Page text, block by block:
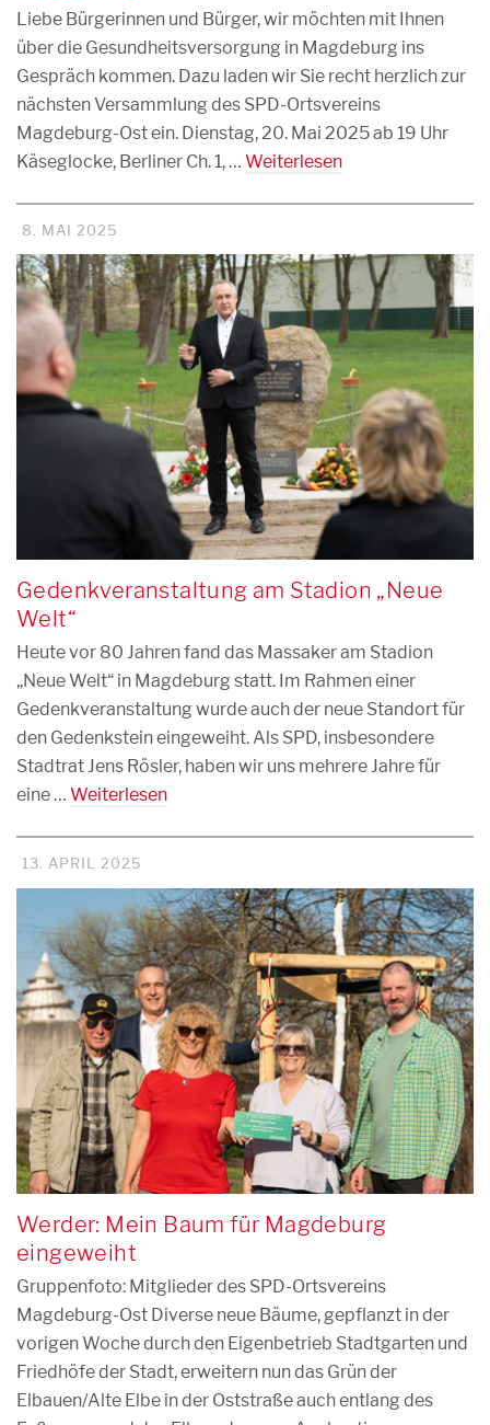
Liebe Bürgerinnen und Bürger, wir möchten mit Ihnen
über die Gesundheitsversorgung in Magdeburg ins
Gespräch kommen. Dazu laden wir Sie recht herzlich zur
nächsten Versammlung des SPD-Ortsvereins
Magdeburg-Ost ein. Dienstag, 20. Mai 2025 ab 19 Uhr
Käseglocke, Berliner Ch. 1, … Weiterlesen
8. MAI 2025
Gedenkveranstaltung am Stadion „Neue
Welt“
Heute vor 80 Jahren fand das Massaker am Stadion
„Neue Welt“ in Magdeburg statt. Im Rahmen einer
Gedenkveranstaltung wurde auch der neue Standort für
den Gedenkstein eingeweiht. Als SPD, insbesondere
Stadtrat Jens Rösler, haben wir uns mehrere Jahre für
eine … Weiterlesen
13. APRIL 2025
Werder: Mein Baum für Magdeburg
eingeweiht
Gruppenfoto: Mitglieder des SPD-Ortsvereins
Magdeburg-Ost Diverse neue Bäume, gepflanzt in der
vorigen Woche durch den Eigenbetrieb Stadtgarten und
Friedhöfe der Stadt, erweitern nun das Grün der
Elbauen/Alte Elbe in der Oststraße auch entlang des